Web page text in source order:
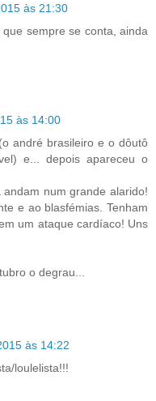
às 21:30
sempre se conta, ainda
às 14:00
andré brasileiro e o dôutô
e... depois apareceu o
num grande alarido!
e ao blasfémias. Tenham
um ataque cardíaco! Uns
o degrau...
às 14:22
loulelista!!!